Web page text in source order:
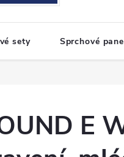
sety Sprchové
E